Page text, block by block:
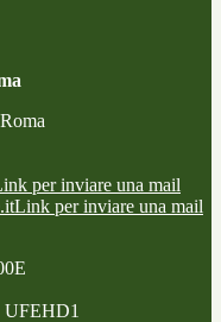
per inviare una mail
Link per inviare una mail
UFEHD1